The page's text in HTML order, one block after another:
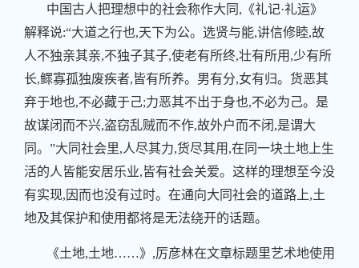
中国古人把理想中的社会称作大同,《礼记·礼运》
解释说:“大道之行也,天下为公。选贤与能,讲信修睦,故
人不独亲其亲,不独子其子,使老有所终,壮有所用,少有所
长,鳏寡孤独废疾者,皆有所养。男有分,女有归。货恶其
弃于地也,不必藏于己;力恶其不出于身也,不必为己。是
故谋闭而不兴,盗窃乱贼而不作,故外户而不闭,是谓大
同。”大同社会里,人尽其力,货尽其用,在同一块土地上生
活的人皆能安居乐业,皆有社会关爱。这样的理想至今没
有实现,因而也没有过时。在通向大同社会的道路上,土
地及其保护和使用都将是无法绕开的话题。
《土地,土地……》,厉彦林在文章标题里艺术地使用